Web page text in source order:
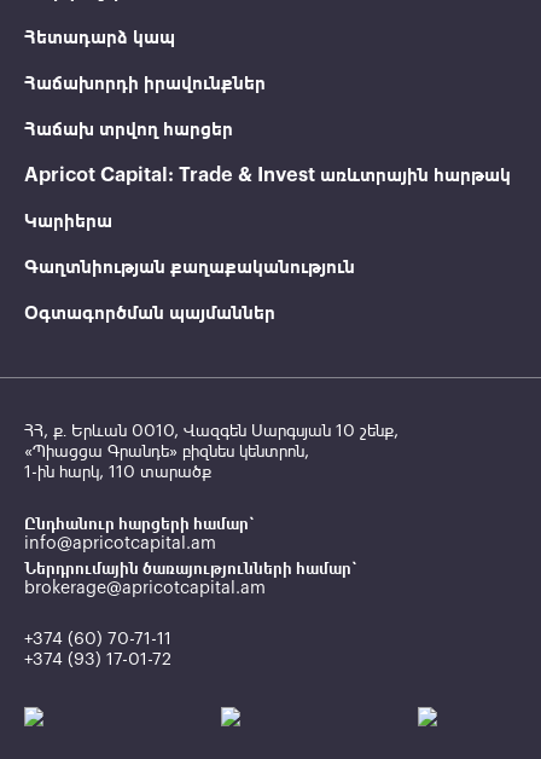
Հետադարձ կապ
Հաճախորդի իրավունքներ
Հաճախ տրվող հարցեր
Apricot Capital: Trade & Invest առևտրային հարթակ
Կարիերա
Գաղտնիության քաղաքականություն
Օգտագործման պայմաններ
ՀՀ, ք․ Երևան 0010, Վազգեն Սարգսյան 10 շենք,
«Պիացցա Գրանդե» բիզնես կենտրոն,
1-ին հարկ, 110 տարածք
Ընդհանուր հարցերի համար`
info@apricotcapital.am
Ներդրումային ծառայությունների համար`
brokerage@apricotcapital.am
+374 (60) 70-71-11
+374 (93) 17-01-72